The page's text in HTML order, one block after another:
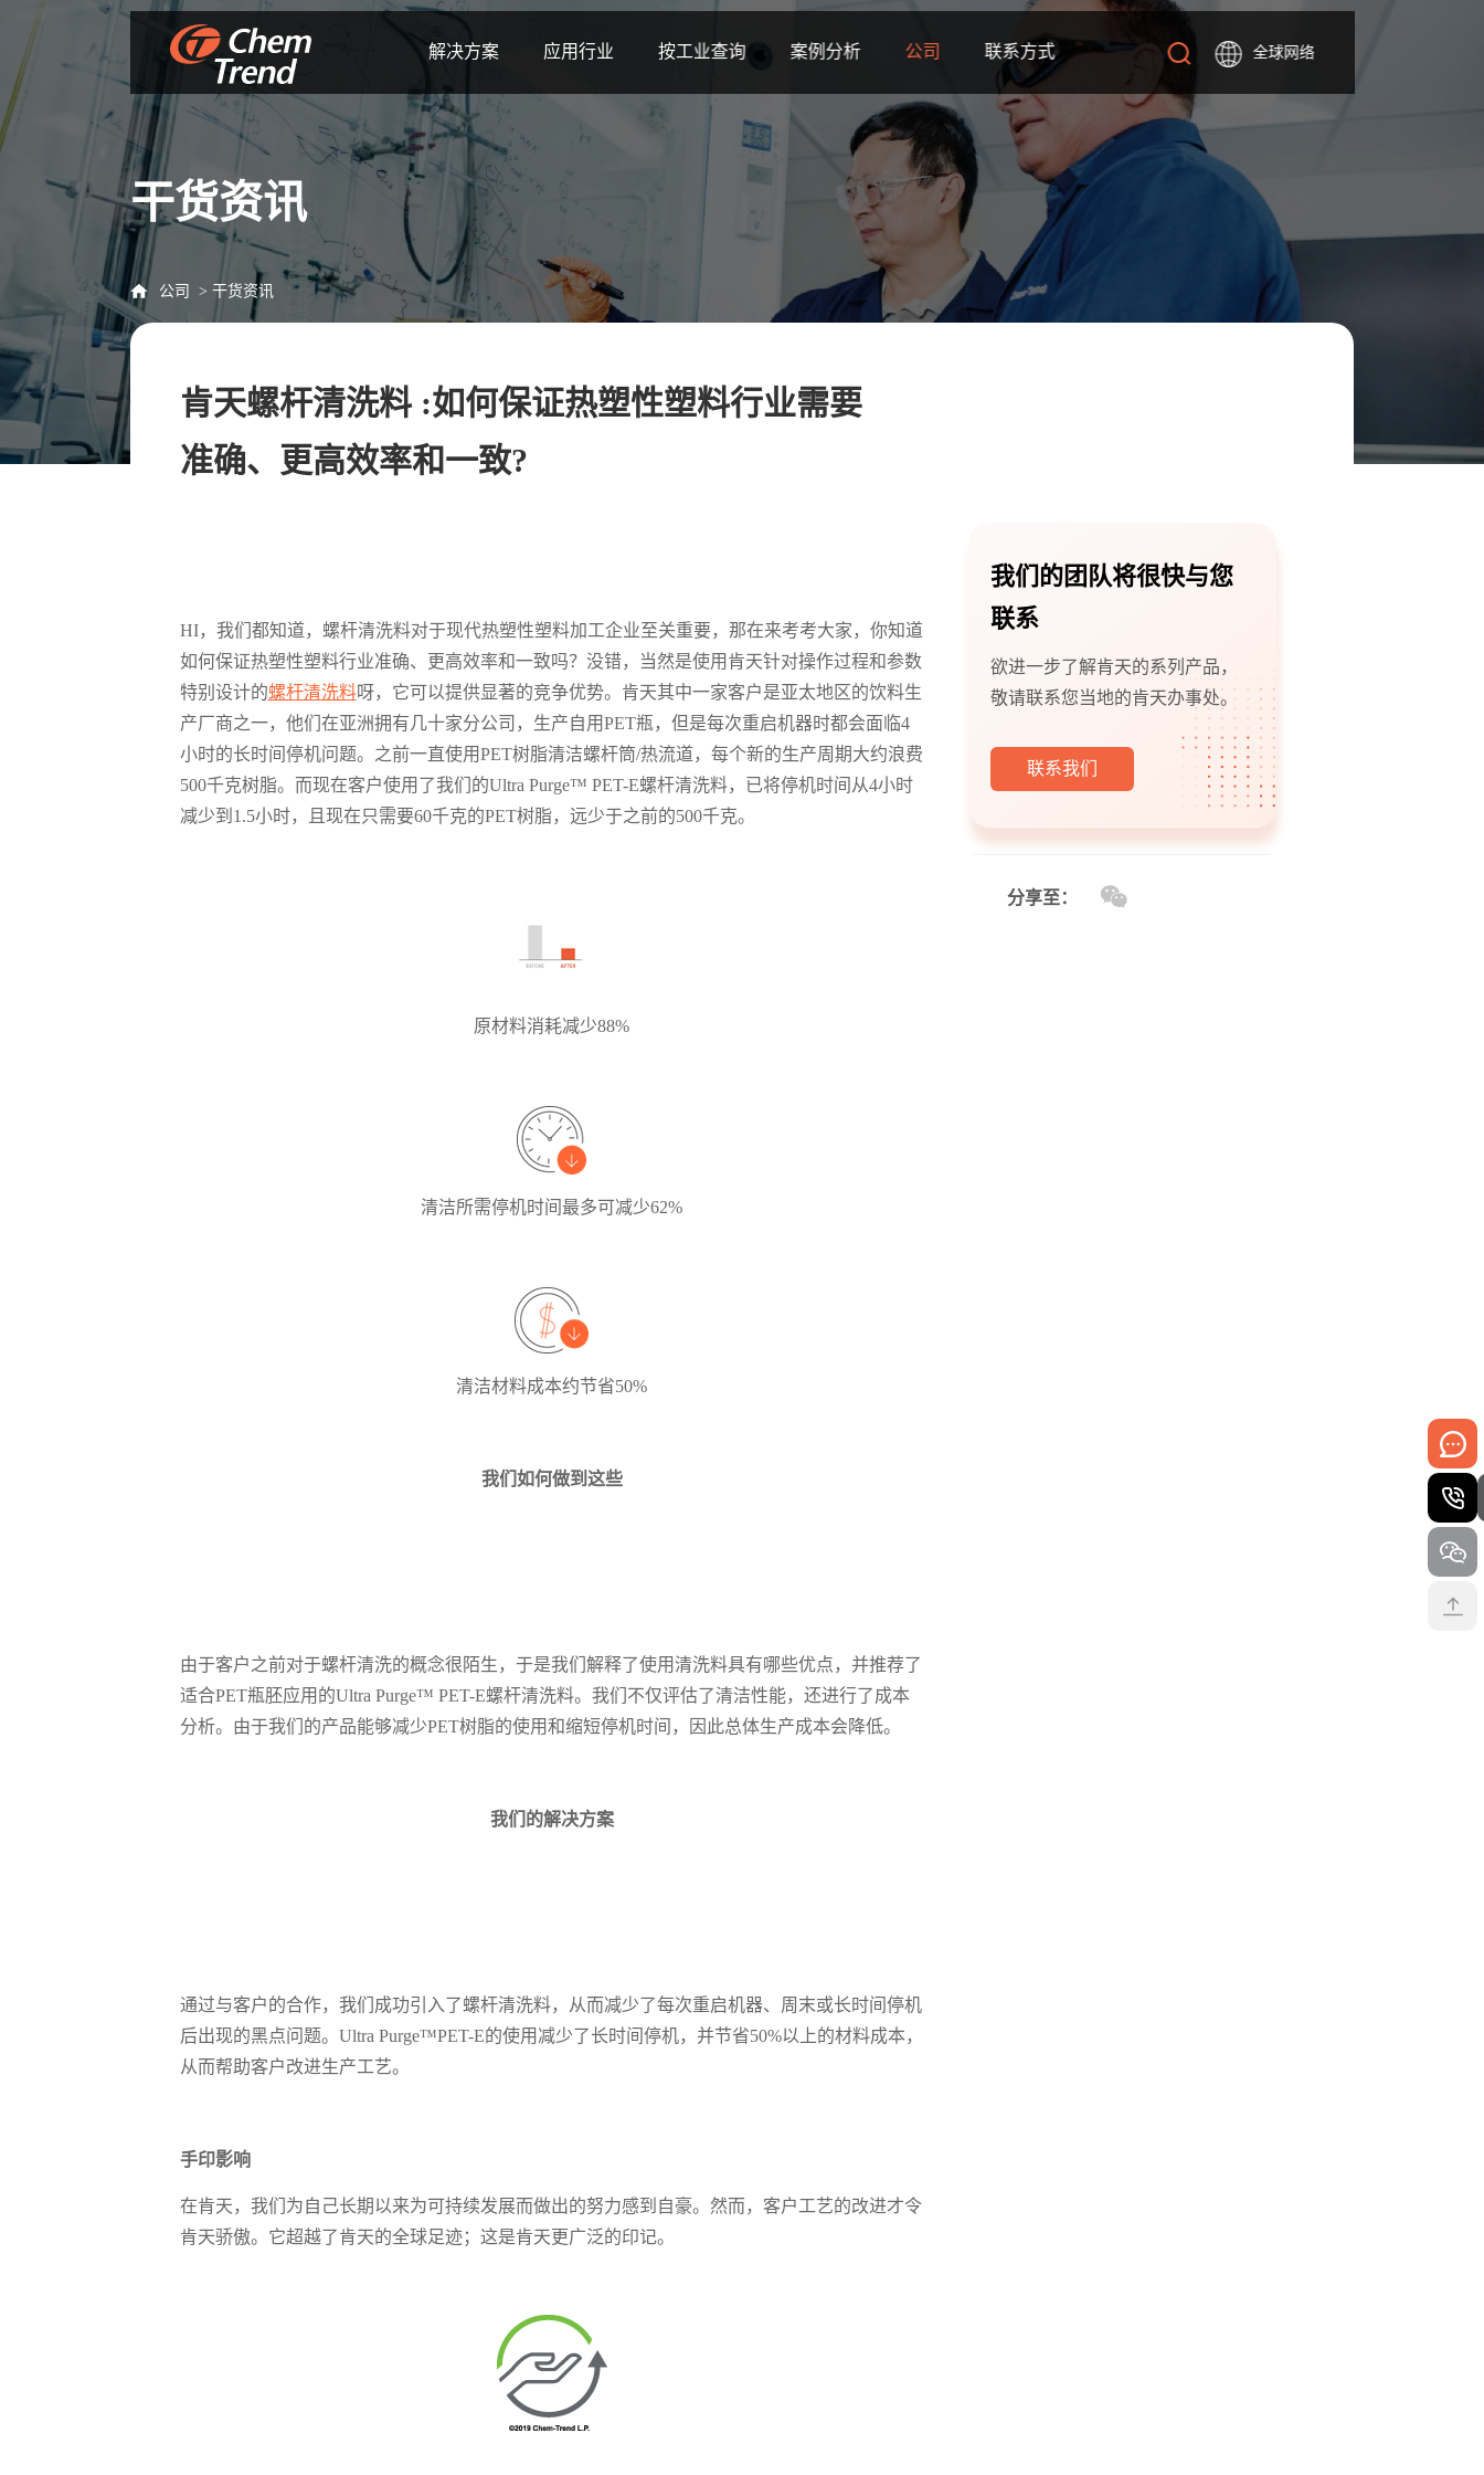
解决方案 应用行业 按工业查询 案例分析 公司 联系方式 全球网络
干货资讯
公司 干货资讯
肯天螺杆清洗料 :如何保证热塑性塑料行业需要
准确、更高效率和一致?
HI，我们都知道，螺杆清洗料对于现代热塑性塑料加工企业至关重要，那在来考考大家，你知道
如何保证热塑性塑料行业准确、更高效率和一致吗？没错，当然是使用肯天针对操作过程和参数
特别设计的螺杆清洗料呀，它可以提供显著的竞争优势。肯天其中一家客户是亚太地区的饮料生
产厂商之一，他们在亚洲拥有几十家分公司，生产自用PET瓶，但是每次重启机器时都会面临4
小时的长时间停机问题。之前一直使用PET树脂清洁螺杆筒/热流道，每个新的生产周期大约浪费
500千克树脂。而现在客户使用了我们的Ultra Purge™ PET-E螺杆清洗料，已将停机时间从4小时
减少到1.5小时，且现在只需要60千克的PET树脂，远少于之前的500千克。
原材料消耗减少88%
清洁所需停机时间最多可减少62%
清洁材料成本约节省50%
我们如何做到这些
由于客户之前对于螺杆清洗的概念很陌生，于是我们解释了使用清洗料具有哪些优点， 并推荐了
适合PET瓶胚应用的Ultra Purge™ PET-E螺杆清洗料。我们不仅评估了清洁性能，还进行了成本
分析。由于我们的产品能够减少PET树脂的使用和缩短停机时间，因此总体生产成本会降低。
我们的解决方案
通过与客户的合作，我们成功引入了螺杆清洗料，从而减少了每次重启机器、周末或长时间停机
后出现的黑点问题。Ultra Purge™PET-E的使用减少了长时间停机，并节省50%以上的材料成本，
从而帮助客户改进生产工艺。
手印影响
在肯天，我们为自己长期以来为可持续发展而做出的努力感到自豪。然而，客户工艺的改进才令
肯天骄傲。它超越了肯天的全球足迹；这是肯天更广泛的印记。
我们的团队将很快与您
联系
欲进一步了解肯天的系列产品，
敬请联系您当地的肯天办事处。
联系我们
分享至：